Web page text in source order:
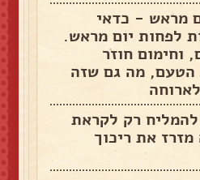
מראש - כדאי
לפחות יום מראש.
וחימום חוזר
הטעם, מה גם שזה
רק לקראת
את ריכוך